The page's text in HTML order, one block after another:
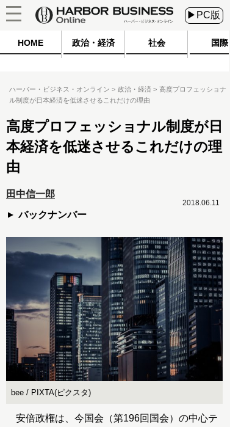
▶PC版
HOME 政治・経済 社会 国際
ハーバー・ビジネス・オンライン 政治・経済
高度プロフェッショナ
ル制度が日本経済を低迷させるこれだけの理由
高度プロフェッショナル制度が日
本経済を低迷させるこれだけの理
由
田中信一郎
バックナンバー
2018.06.11
bee / PIXTA(ピクスタ)
安倍政権は、今国会（第196回国会）の中心テ